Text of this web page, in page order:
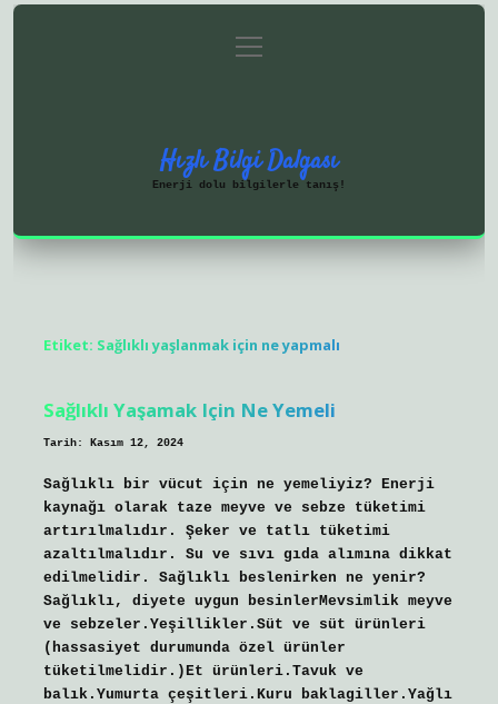
Gizlilik Politikası
menüyü
aç
Hızlı Bilgi Dalgası
Enerji dolu bilgilerle tanış!
Etiket: Sağlıklı yaşlanmak için ne yapmalı
Sağlıklı Yaşamak Için Ne Yemeli
Tarih: Kasım 12, 2024
Sağlıklı bir vücut için ne yemeliyiz? Enerji
kaynağı olarak taze meyve ve sebze tüketimi
artırılmalıdır. Şeker ve tatlı tüketimi
azaltılmalıdır. Su ve sıvı gıda alımına dikkat
edilmelidir. Sağlıklı beslenirken ne yenir?
Sağlıklı, diyete uygun besinlerMevsimlik meyve
ve sebzeler.Yeşillikler.Süt ve süt ürünleri
(hassasiyet durumunda özel ürünler
tüketilmelidir.)Et ürünleri.Tavuk ve
balık.Yumurta çeşitleri.Kuru baklagiller.Yağlı